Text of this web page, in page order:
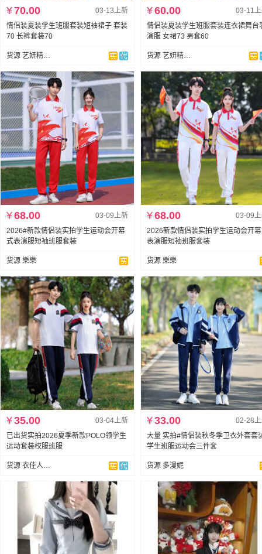
03-13上新
¥70.00
情侣装夏装学生班服套装短袖裙子 套装
70 长裤套装70
货源 艺妍精品服饰
03-11
¥60.00
情侣装夏装学生班服套装连衣裙舞台
演服 女裙73 男套60
货源 艺妍精品服饰
03-09上新
¥68.00
2026#新款情侣装实拍学生运动会开幕
式表演服短袖班服套装
货源 樂樂
03-09
¥68.00
2026新款情侣装实拍学生运动会开
表演服短袖班服套装
货源 樂樂
03-04上新
¥35.00
已出货实拍2026夏季新款POLO领学生
运动套装校服班服
货源 衣佳人服饰
02-28
¥33.00
大量 实拍#情侣装秋冬季卫衣外套套
学生班服运动会三件套
货源 多漫妮